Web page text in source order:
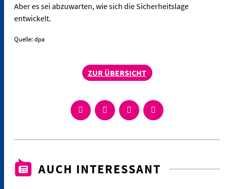
Aber es sei abzuwarten, wie sich die Sicherheitslage
entwickelt.
Quelle: dpa
ZUR ÜBERSICHT
AUCH INTERESSANT